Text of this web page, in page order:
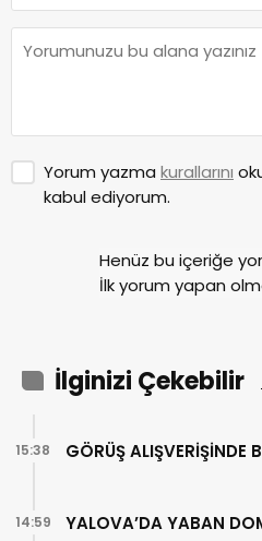
Yorum yazma kurallarını
kabul ediyorum.
Henüz bu içeriğe
İlk yorum yapan
İlginizi Çekebilir
GÖRÜŞ ALIŞVERİŞİNDE
15:38
YALOVA’DA YABAN
14:59